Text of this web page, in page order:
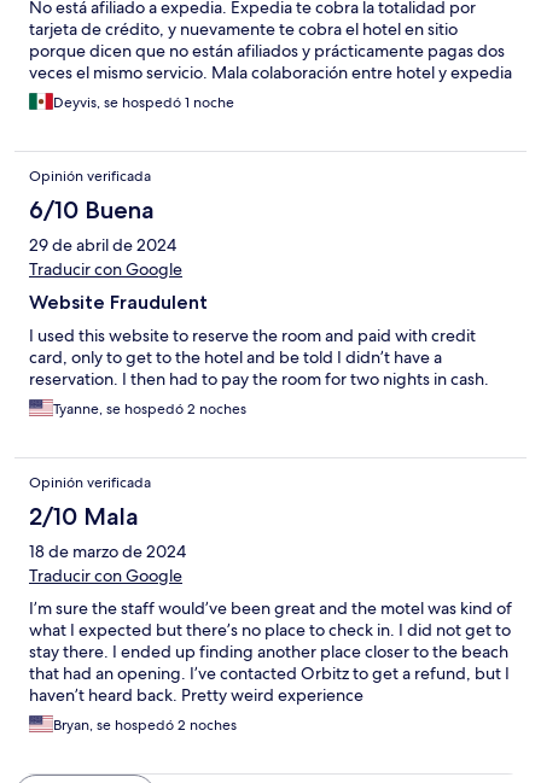
No está afiliado a expedia. Expedia te cobra la totalidad por
tarjeta de crédito, y nuevamente te cobra el hotel en sitio
porque dicen que no están afiliados y prácticamente pagas dos
veces el mismo servicio. Mala colaboración entre hotel y expedia
Deyvis, se hospedó 1 noche
Opinión verificada
6/10 Buena
29 de abril de 2024
Traducir con Google
Website Fraudulent
I used this website to reserve the room and paid with credit
card, only to get to the hotel and be told I didn’t have a
reservation. I then had to pay the room for two nights in cash.
Tyanne, se hospedó 2 noches
Opinión verificada
2/10 Mala
18 de marzo de 2024
Traducir con Google
I’m sure the staff would’ve been great and the motel was kind of
what I expected but there’s no place to check in. I did not get to
stay there. I ended up finding another place closer to the beach
that had an opening. I’ve contacted Orbitz to get a refund, but I
haven’t heard back. Pretty weird experience
Bryan, se hospedó 2 noches